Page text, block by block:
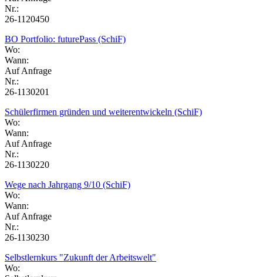
Nr.:
26-1120450
BO Portfolio: futurePass (SchiF)
Wo:
Wann:
Auf Anfrage
Nr.:
26-1130201
Schülerfirmen gründen und weiterentwickeln (SchiF)
Wo:
Wann:
Auf Anfrage
Nr.:
26-1130220
Wege nach Jahrgang 9/10 (SchiF)
Wo:
Wann:
Auf Anfrage
Nr.:
26-1130230
Selbstlernkurs "Zukunft der Arbeitswelt"
Wo: